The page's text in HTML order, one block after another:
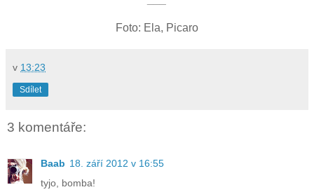
Foto: Ela, Picaro
v 13:23
Sdílet
3 komentáře:
Baab 18. září 2012 v 16:55
tyjo, bomba!